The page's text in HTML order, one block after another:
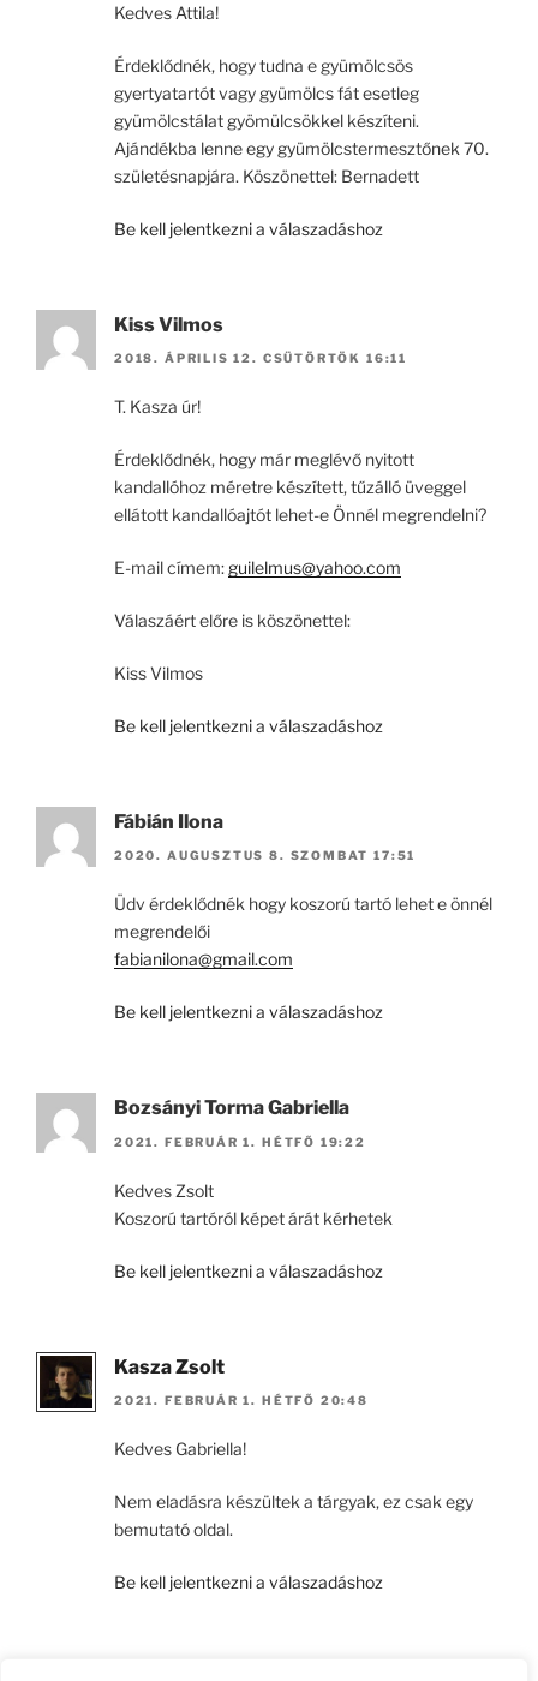
Kedves Attila!
Érdeklődnék, hogy tudna e gyümölcsös
gyertyatartót vagy gyümölcs fát esetleg
gyümölcstálat gyömülcsökkel készíteni.
Ajándékba lenne egy gyümölcstermesztőnek 70.
születésnapjára. Köszönettel: Bernadett
Be kell jelentkezni a válaszadáshoz
Kiss Vilmos
2018. ÁPRILIS 12. CSÜTÖRTÖK 16:11
T. Kasza úr!
Érdeklődnék, hogy már meglévő nyitott
kandallóhoz méretre készített, tűzálló üveggel
ellátott kandallóajtót lehet-e Önnél megrendelni?
E-mail címem: guilelmus@yahoo.com
Válaszáért előre is köszönettel:
Kiss Vilmos
Be kell jelentkezni a válaszadáshoz
Fábián Ilona
2020. AUGUSZTUS 8. SZOMBAT 17:51
Üdv érdeklődnék hogy koszorú tartó lehet e önnél
megrendelői
fabianilona@gmail.com
Be kell jelentkezni a válaszadáshoz
Bozsányi Torma Gabriella
2021. FEBRUÁR 1. HÉTFŐ 19:22
Kedves Zsolt
Koszorú tartóról képet árát kérhetek
Be kell jelentkezni a válaszadáshoz
Kasza Zsolt
2021. FEBRUÁR 1. HÉTFŐ 20:48
Kedves Gabriella!
Nem eladásra készültek a tárgyak, ez csak egy
bemutató oldal.
Be kell jelentkezni a válaszadáshoz